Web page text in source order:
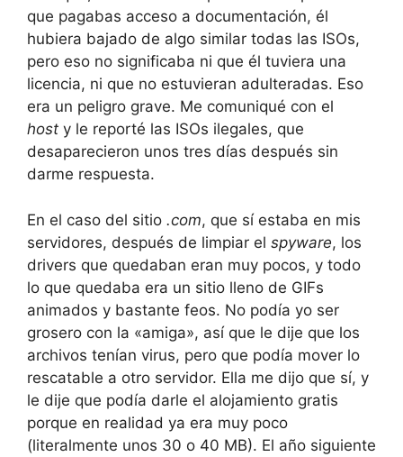
que pagabas acceso a documentación, él
hubiera bajado de algo similar todas las ISOs,
pero eso no significaba ni que él tuviera una
licencia, ni que no estuvieran adulteradas. Eso
era un peligro grave. Me comuniqué con el
host y le reporté las ISOs ilegales, que
desaparecieron unos tres días después sin
darme respuesta.
En el caso del sitio .com, que sí estaba en mis
servidores, después de limpiar el spyware, los
drivers que quedaban eran muy pocos, y todo
lo que quedaba era un sitio lleno de GIFs
animados y bastante feos. No podía yo ser
grosero con la «amiga», así que le dije que los
archivos tenían virus, pero que podía mover lo
rescatable a otro servidor. Ella me dijo que sí, y
le dije que podía darle el alojamiento gratis
porque en realidad ya era muy poco
(literalmente unos 30 o 40 MB). El año siguiente